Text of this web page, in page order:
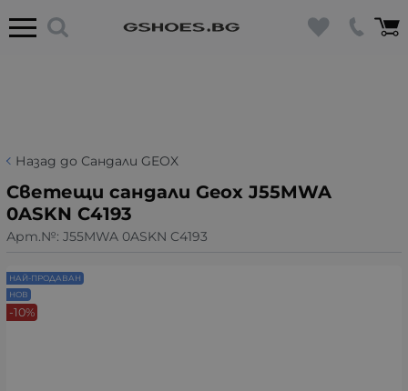
Назад до Сандали GEOX
Светещи сандали Geox J55MWA
0ASKN C4193
Арт.№: J55MWA 0ASKN C4193
НАЙ-ПРОДАВАН
НОВ
-10%